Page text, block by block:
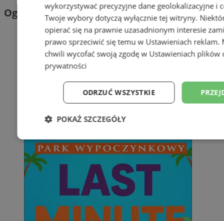
Ogłoszenia
wykorzystywać precyzyjne dane geolokalizacyjne i
Twoje wybory dotyczą wyłącznie tej witryny.
opierać się na prawnie uzasadnionym interesie
prawo sprzeciwić się temu w Ustawieniach reklam.
chwili wycofać swoją zgodę w Ustawieniach plików
prywatności
ODRZUĆ WSZYSTKIE
POKAŻ SZCZEGÓŁY
Niezbędne Wydajność